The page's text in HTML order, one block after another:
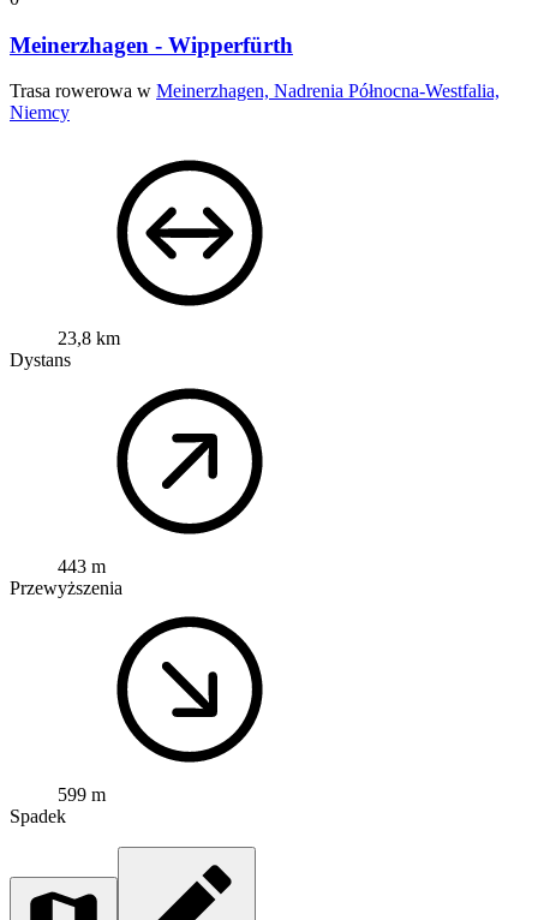
Meinerzhagen - Wipperfürth
Trasa rowerowa w Meinerzhagen, Nadrenia Północna-Westfalia,
Niemcy
23,8 km
Dystans
443 m
Przewyższenia
599 m
Spadek